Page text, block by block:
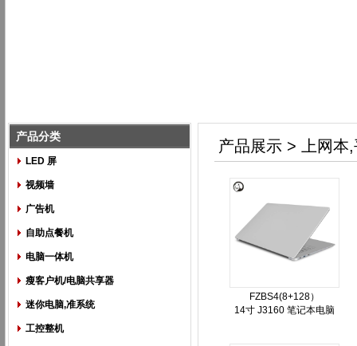
产品分类
LED 屏
视频墙
广告机
自助点餐机
电脑一体机
瘦客户机/电脑共享器
迷你电脑,准系统
工控整机
产品展示 > 上网本
FZBS4(8+128）
14寸 J3160 笔记本电脑